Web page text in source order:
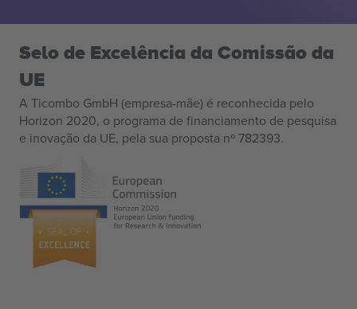
Selo de Excelência da Comissão da
UE
A Ticombo GmbH (empresa-mãe) é reconhecida pelo
Horizon 2020, o programa de financiamento de pesquisa
e inovação da UE, pela sua proposta nº 782393.